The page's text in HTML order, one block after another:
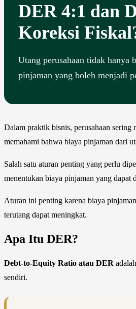
DER 4:1 dan
Koreksi
Utang perusahaan tidak hanya
pinjaman yang boleh menjadi
Dalam praktik bisnis, perusahaan sering
memahami bahwa biaya pinjaman dari
Salah satu aturan penting yang perlu
menentukan biaya pinjaman yang dapat
Aturan ini penting karena biaya
terutang dapat meningkat.
Apa Itu DER?
Debt-to-Equity Ratio atau DER
sendiri.